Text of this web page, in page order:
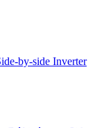
by-side Inverter